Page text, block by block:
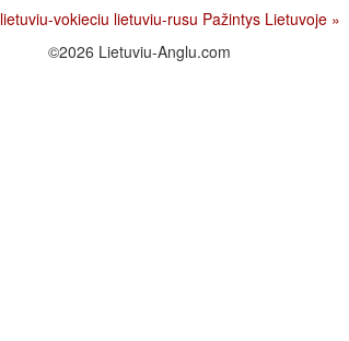
lietuviu-vokieciu lietuviu-rusu Pažintys Lietuvoje »
©2026 Lietuviu-Anglu.com